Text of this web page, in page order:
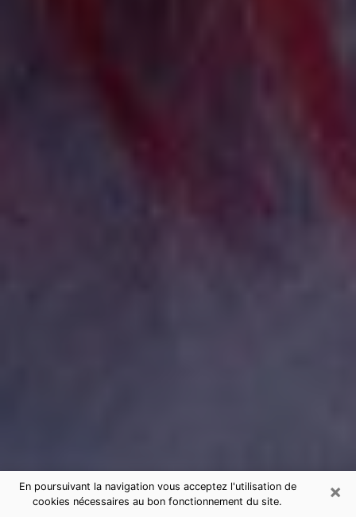
×
En poursuivant la navigation vous acceptez l'utilisation de
cookies nécessaires au bon fonctionnement du site.